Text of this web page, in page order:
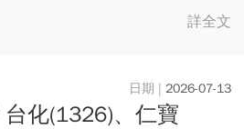
詳全文
2026-07-13
化(1326)、仁寶